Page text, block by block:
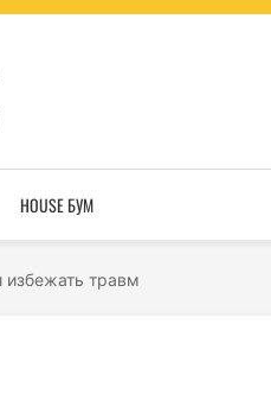
HOUSE БУМ
избежать травм